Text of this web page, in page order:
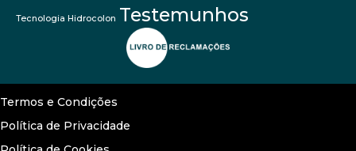
Tecnologia Hidrocolon Testemunhos
Termos e Condições
Política de Privacidade